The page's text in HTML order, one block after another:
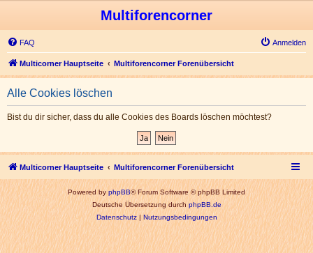
Multiforencorner
FAQ Anmelden
Multicorner Hauptseite Multiforencorner Forenübersicht
Alle Cookies löschen
Bist du dir sicher, dass du alle Cookies des Boards löschen möchtest?
Multicorner Hauptseite Multiforencorner Forenübersicht
Powered byphpBB® Forum Software © phpBB Limited
Deutsche Übersetzung durchphpBB.de
Datenschutz|Nutzungsbedingungen